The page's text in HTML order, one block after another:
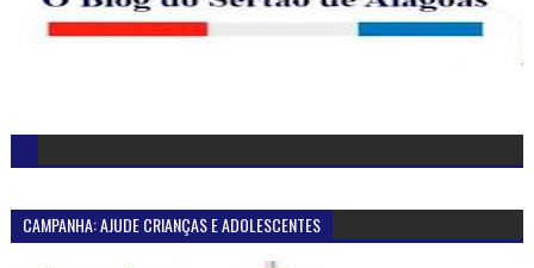
CAMPANHA: AJUDE CRIANÇAS E ADOLESCENTES